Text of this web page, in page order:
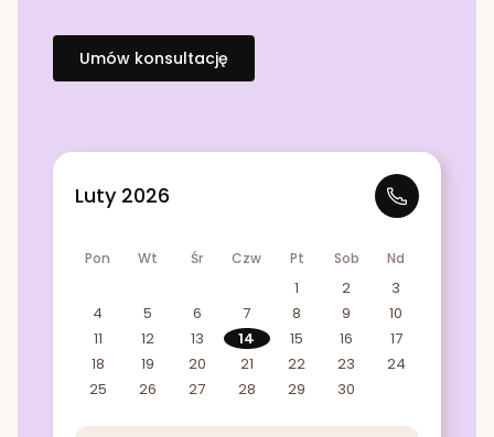
Umów konsultację
Luty 2026
Pon Wt Śr Czw Pt Sob Nd
1 2
3
4
5 6 7 8 9
10
11
12 13 14 15 16
17
18
19 20 21 22 23
24
25
26 27 28 29 30